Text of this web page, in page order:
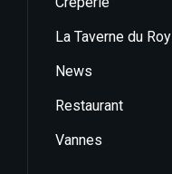
La Taverne du Roy
News
Restaurant
Vannes